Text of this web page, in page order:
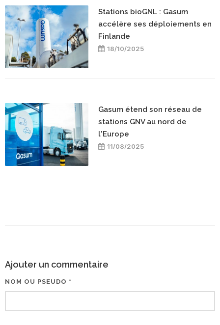
Stations bioGNL : Gasum
accélère ses déploiements en
Finlande
18/10/2025
Gasum étend son réseau de
stations GNV au nord de
l'Europe
11/08/2025
Ajouter un commentaire
NOM OU PSEUDO *